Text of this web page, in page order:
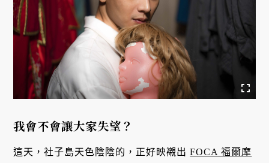
我會不會讓大家失望？
這天，社子島天色陰陰的，正好映襯出FOCA 福爾摩